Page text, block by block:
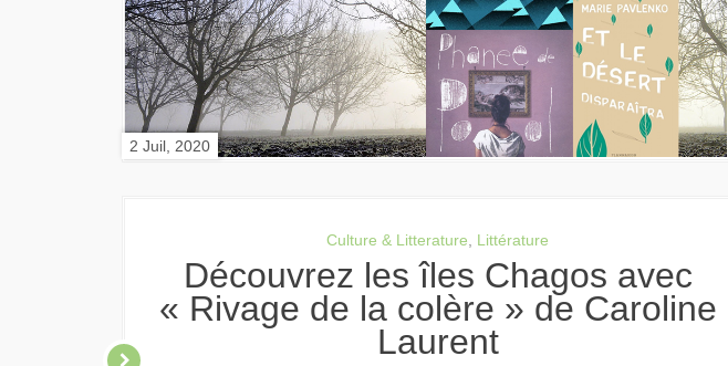
2 Juil, 2020
Culture & Litterature Littérature
Découvrez les îles Chagos avec
« Rivage de la colère » de Caroline
Laurent